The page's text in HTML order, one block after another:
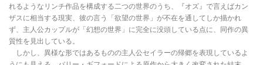
れるようなリンチ作品を構成する二つの世界のうち、『オズ』で言えばカン
ザスに相当する現実、彼の言う「欲望の世界」が不在を通してしか描かれ
ず、主人公カップルが「幻想の世界」に完全に没頭している点に、同作の異
質性を見出している。
しかし、異様な形ではあるものの主人公セイラーの帰郷を表現しているよ